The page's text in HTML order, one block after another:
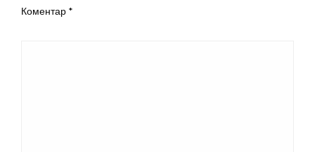
Коментар *